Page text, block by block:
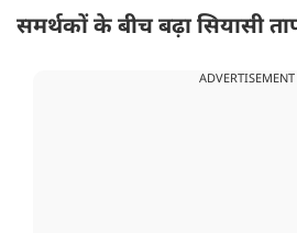
समर्थकों के बीच बढ़ा सियासी
ADVERTISEMENT